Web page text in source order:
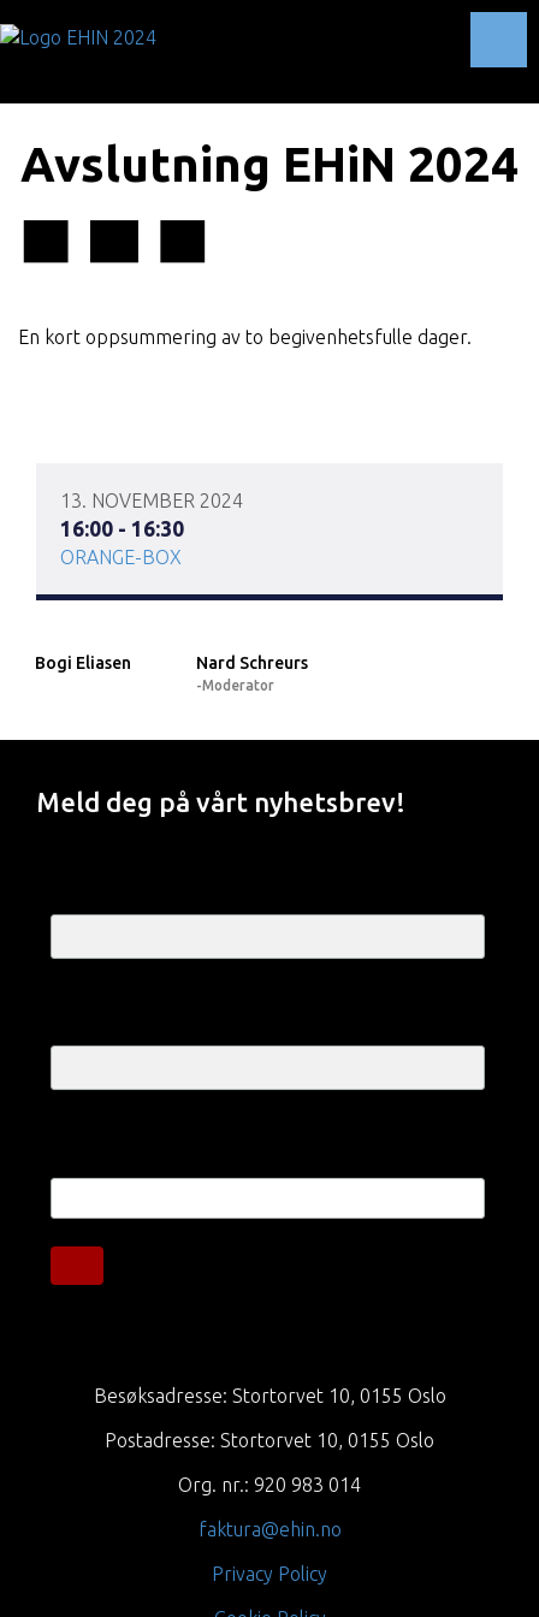
Avslutning EHiN 2024
En kort oppsummering av to begivenhetsfulle dager.
13. NOVEMBER 2024
16:00 - 16:30
ORANGE-BOX
Bogi Eliasen Nard Schreurs
-Moderator
Meld deg på vårt nyhetsbrev!
Besøksadresse: Stortorvet 10, 0155 Oslo
Postadresse: Stortorvet 10, 0155 Oslo
Org. nr.: 920 983 014
faktura@ehin.no
Privacy Policy